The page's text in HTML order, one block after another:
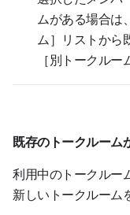
ムがある場合は
ム］リストから
［別トークルー
既存のトークルーム
利用中のトークルー
新しいトークルーム